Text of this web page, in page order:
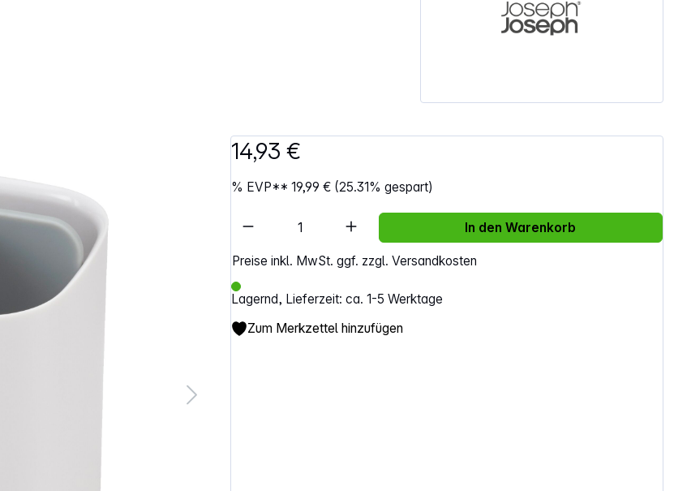
14,93 €
% EVP**19,99 € (25.31% gespart)
Preise inkl. MwSt. ggf. zzgl. Versandkosten
Lagernd, Lieferzeit: ca. 1-5 Werktage
Artikel Anzahl: Gib den gewünschten Wert ein
In den Warenkorb
Zum Merkzettel hinzufügen